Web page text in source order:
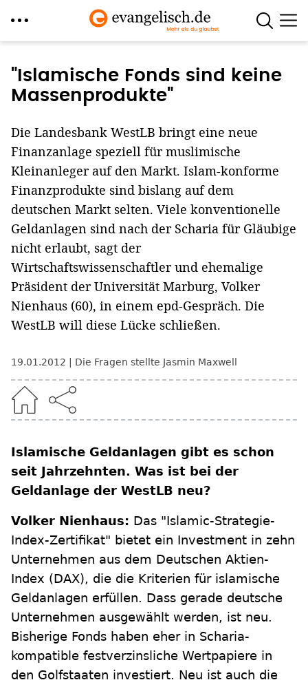
zum
Inhalt
"Islamische Fonds sind keine
Massenprodukte"
Die Landesbank WestLB bringt eine neue
Finanzanlage speziell für muslimische
Kleinanleger auf den Markt. Islam-konforme
Finanzprodukte sind bislang auf dem
deutschen Markt selten. Viele konventionelle
Geldanlagen sind nach der Scharia für Gläubige
nicht erlaubt, sagt der
Wirtschaftswissenschaftler und ehemalige
Präsident der Universität Marburg, Volker
Nienhaus (60), in einem epd-Gespräch. Die
WestLB will diese Lücke schließen.
19.01.2012 Die Fragen stellte Jasmin Maxwell
Islamische Geldanlagen gibt es schon
seit Jahrzehnten. Was ist bei der
Geldanlage der WestLB neu?
Volker Nienhaus: Das "Islamic-Strategie-
Index-Zertifikat" bietet ein Investment in zehn
Unternehmen aus dem Deutschen Aktien-
Index (DAX), die die Kriterien für islamische
Geldanlagen erfüllen. Dass gerade deutsche
Unternehmen ausgewählt werden, ist neu.
Bisherige Fonds haben eher in Scharia-
kompatible festverzinsliche Wertpapiere in
den Golfstaaten investiert. Neu ist auch die